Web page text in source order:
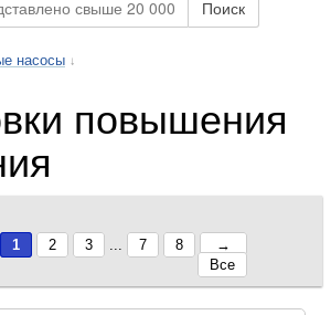
Поиск
насосы ↓
повышения
1 2 3 7 8
→
Все